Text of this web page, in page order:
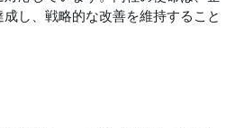
し、戦略的な改善を維持すること